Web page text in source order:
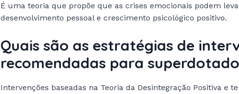
É uma teoria que propõe que as crises emocionais podem
desenvolvimento pessoal e crescimento psicológico positivo.
Quais são as estratégias de
recomendadas para
Intervenções baseadas na Teoria da Desintegração Positiva e